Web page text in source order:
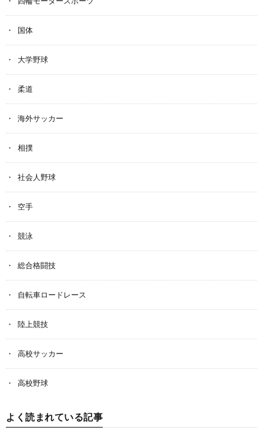
国体
大学野球
柔道
海外サッカー
相撲
社会人野球
空手
競泳
総合格闘技
自転車ロードレース
陸上競技
高校サッカー
高校野球
よく読まれている記事